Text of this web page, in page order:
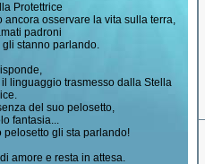
Protettrice
osservare la vita sulla terra,
padroni
stanno parlando.
linguaggio trasmesso dalla Stella
del suo pelosetto,
fantasia...
pelosetto gli sta parlando!
amore e resta in attesa.